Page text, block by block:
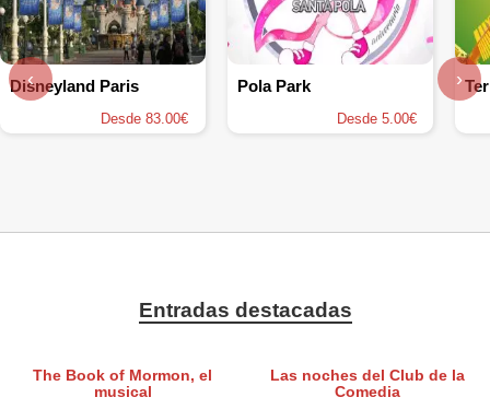
Disneyland Paris
Desde 83.00€
Pola Park
Desde 5.00€
‹ ›
Entradas destacadas
The Book of Mormon, el
musical
Las noches del Club de la
Comedia